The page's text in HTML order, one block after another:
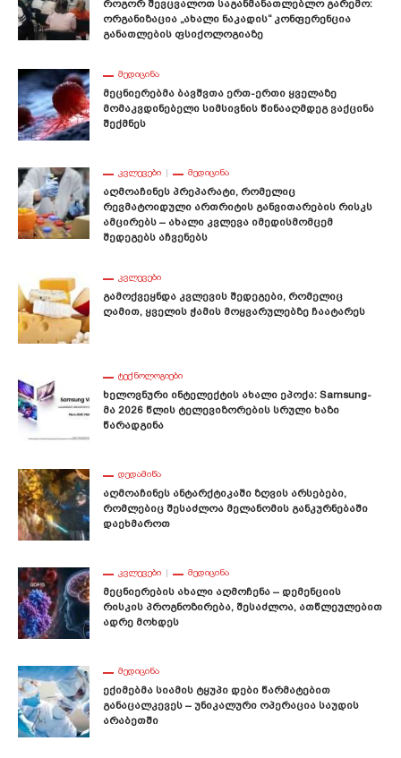
Როგორ Შევცვალოთ Საგანმანათლებლო Გარემო:
Ორგანიზაცია „ახალი Ნაკადის“ Კონფერენცია
Განათლების Ფსიქოლოგიაზე
ᲛᲔᲓᲘᲪᲘᲜᲐ
Მეცნიერებმა Ბავშვთა Ერთ-Ერთი Ყველაზე
Მომაკვდინებელი Სიმსივნის Წინააღმდეგ Ვაქცინა
Შექმნეს
ᲙᲕᲚᲔᲕᲔᲑᲘ ᲛᲔᲓᲘᲪᲘᲜᲐ
Აღმოაჩინეს Პრეპარატი, Რომელიც
Რევმატოიდული Ართრიტის Განვითარების Რისკს
Ამცირებს – Ახალი Კვლევა Იმედისმომცემ
Შედეგებს Აჩვენებს
ᲙᲕᲚᲔᲕᲔᲑᲘ
Გამოქვეყნდა Კვლევის Შედეგები, Რომელიც
Ღამით, Ყველის Ჭამის Მოყვარულებზე Ჩაატარეს
ᲢᲔᲥᲜᲝᲚᲝᲒᲘᲔᲑᲘ
Ხელოვნური Ინტელექტის Ახალი Ეპოქა: Samsung-
Მა 2026 Წლის Ტელევიზორების Სრული Ხაზი
Წარადგინა
ᲓᲔᲓᲐᲛᲘᲬᲐ
Აღმოაჩინეს Ანტარქტიკაში Ზღვის Არსებები,
Რომლებიც Შესაძლოა Მელანომის Განკურნებაში
Დაეხმაროთ
ᲙᲕᲚᲔᲕᲔᲑᲘ ᲛᲔᲓᲘᲪᲘᲜᲐ
Მეცნიერების Ახალი Აღმოჩენა – Დემენციის
Რისკის Პროგნოზირება, Შესაძლოა, Ათწლეულებით
Ადრე Მოხდეს
ᲛᲔᲓᲘᲪᲘᲜᲐ
Ექიმებმა Სიამის Ტყუპი Დები Წარმატებით
Განაცალკევეს – Უნიკალური Ოპერაცია Საუდის
Არაბეთში